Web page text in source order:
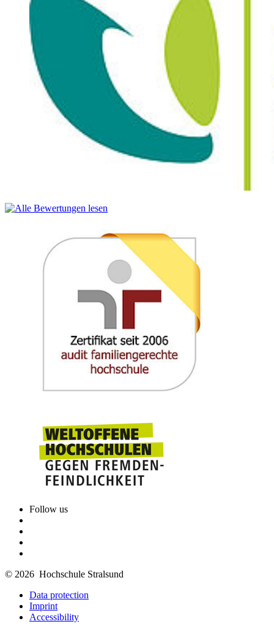
Follow us
© 2026 Hochschule Stralsund
Data protection
Imprint
Accessibility